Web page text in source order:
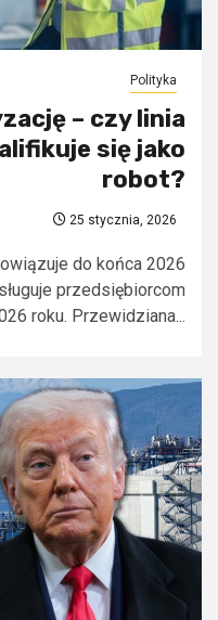
Polityka
– czy linia
się jako
robot?
25 stycznia, 2026
do końca 2026
przedsiębiorcom
roku. Przewidziana...